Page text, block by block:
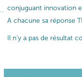
conjuguant innovation
A chacune sa réponse
Il n'y a pas de résultat